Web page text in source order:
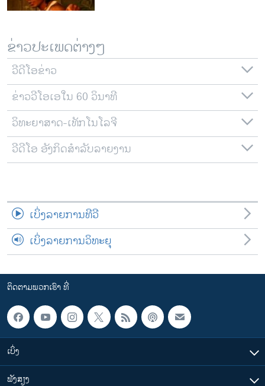
ພາສາຕ່າງໆ
ຂ່າວປະເພດຕ່າງໆ
ວີດີໂອຂ່າວ
ຂ່າວວີໂອເອໃນ 60 ວິນາທີ
ວິທະຍາສາດ-ເທັກໂນໂລຈີ
ວີດີໂອ ອັງກິດສຳລັບລາຍງານ
ເບິ່ງລາຍການທີວີ
ເບິ່ງລາຍການວິທະຍຸ
ຕິດຕາມພວກເຮົາ ທີ່
ເບິ່ງ
ຟັງສຽງ